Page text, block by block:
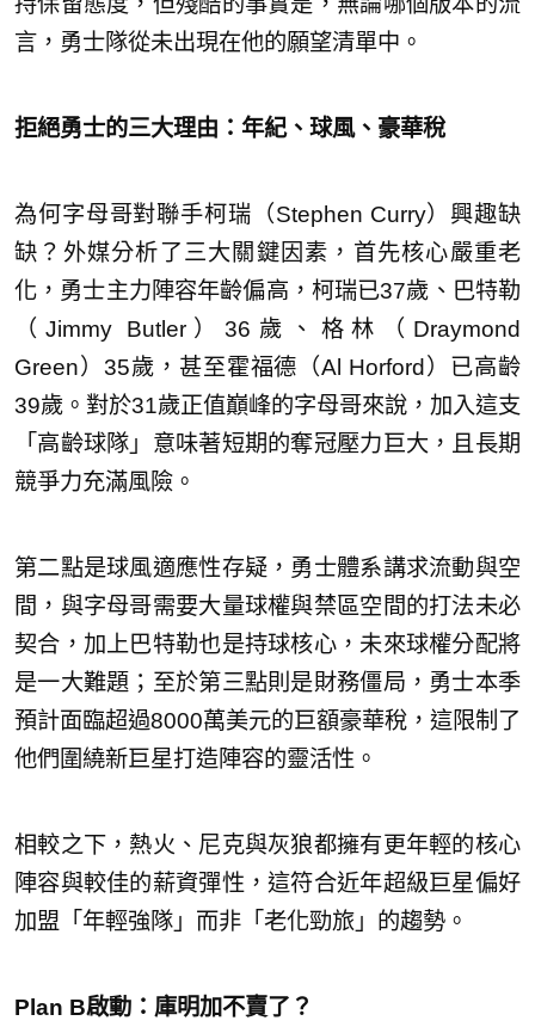
言，勇士隊從未出現在他的願望清單中。
拒絕勇士的三大理由：年紀、球風、豪華稅
為何字母哥對聯手柯瑞（Stephen Curry）興趣缺
缺？外媒分析了三大關鍵因素，首先核心嚴重老
化，勇士主力陣容年齡偏高，柯瑞已37歲、巴特勒
（Jimmy Butler）36歲、格林（Draymond
Green）35歲，甚至霍福德（Al Horford）已高齡
39歲。對於31歲正值巔峰的字母哥來說，加入這支
「高齡球隊」意味著短期的奪冠壓力巨大，且長期
競爭力充滿風險。
第二點是球風適應性存疑，勇士體系講求流動與空
間，與字母哥需要大量球權與禁區空間的打法未必
契合，加上巴特勒也是持球核心，未來球權分配將
是一大難題；至於第三點則是財務僵局，勇士本季
預計面臨超過8000萬美元的巨額豪華稅，這限制了
他們圍繞新巨星打造陣容的靈活性。
相較之下，熱火、尼克與灰狼都擁有更年輕的核心
陣容與較佳的薪資彈性，這符合近年超級巨星偏好
加盟「年輕強隊」而非「老化勁旅」的趨勢。
Plan B啟動：庫明加不賣了？